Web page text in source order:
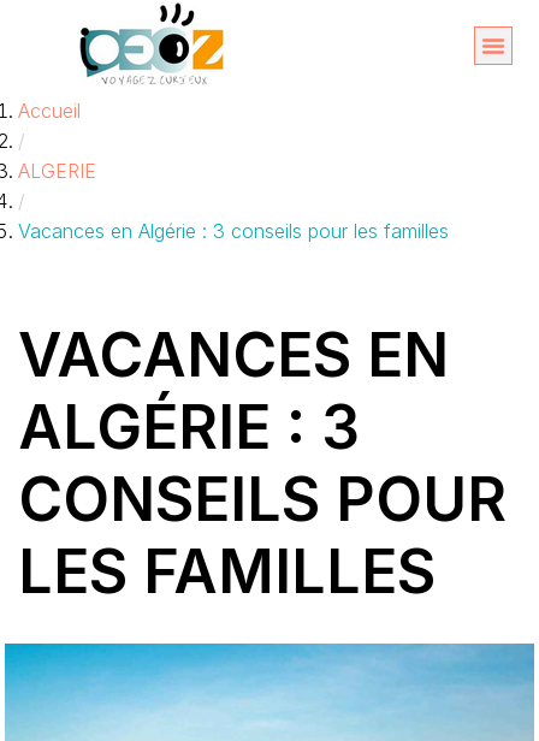
contenu
Accueil
/
ALGERIE
/
Vacances en Algérie : 3 conseils pour les familles
VACANCES EN
ALGÉRIE : 3
CONSEILS POUR
LES FAMILLES